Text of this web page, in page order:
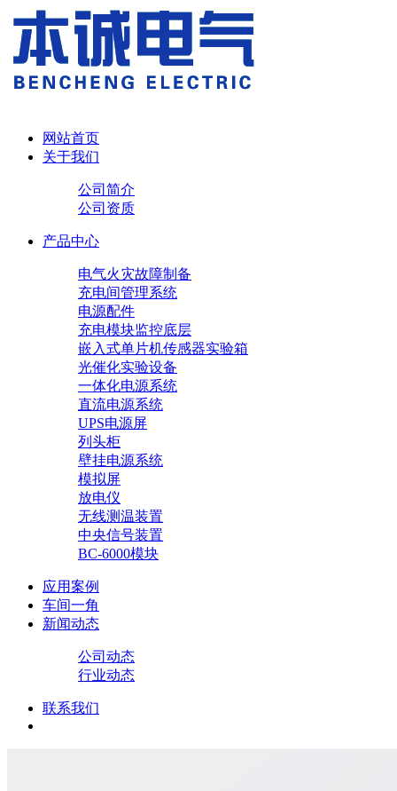
网站首页
关于我们
公司简介
公司资质
产品中心
电气火灾故障制备
充电间管理系统
电源配件
充电模块监控底层
嵌入式单片机传感器实验箱
光催化实验设备
一体化电源系统
直流电源系统
UPS电源屏
列头柜
壁挂电源系统
模拟屏
放电仪
无线测温装置
中央信号装置
BC-6000模块
应用案例
车间一角
新闻动态
公司动态
行业动态
联系我们